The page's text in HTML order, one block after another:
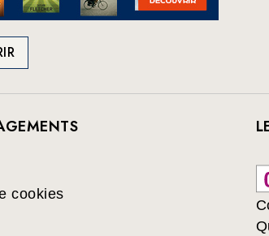
cookies